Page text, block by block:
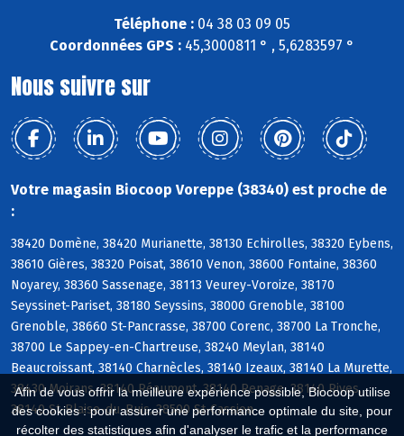
Afin de vous offrir la meilleure expérience possible, Biocoop utilise
des cookies : pour assurer une performance optimale du site, pour
récolter des statistiques afin d'analyser le trafic et la performance
Téléphone : 04 38 03 09 05
Coordonnées GPS : 45,3000811 ° , 5,6283597 °
Nous suivre sur
Votre magasin Biocoop Voreppe (38340) est proche de
:
38420 Domène, 38420 Murianette, 38130 Echirolles, 38320 Eybens,
38610 Gières, 38320 Poisat, 38610 Venon, 38600 Fontaine, 38360
Noyarey, 38360 Sassenage, 38113 Veurey-Voroize, 38170
Seyssinet-Pariset, 38180 Seyssins, 38000 Grenoble, 38100
Grenoble, 38660 St-Pancrasse, 38700 Corenc, 38700 La Tronche,
38700 Le Sappey-en-Chartreuse, 38240 Meylan, 38140
Beaucroissant, 38140 Charnècles, 38140 Izeaux, 38140 La Murette,
38430 Moirans, 38140 Réaumont, 38140 Renage, 38140 Rives,
38140 St-Blaise-du-Buis, 38500 St-Cassien